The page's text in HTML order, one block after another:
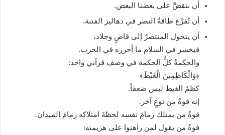
أن ننقضَّ على بعضنا البعض.
أن تُفرَّغ طاقةُ النصر في دهاليز الفتنة.
أن يتحول المنتصرُ إلى قاضٍ وجلاد،
فيخسر في السلام ما أحرزه في الحرب.
والحكمةُ كلُّ الحكمة في وصف قرآني واحد:
﴿وَالْكَاظِمِينَ الْغَيْظَ﴾
كظمُ الغيظ ليس ضعفاً.
إنه قوةٌ من نوعٍ آخر.
قوةُ من يمتلك زمامَ نفسه لحظةَ امتلاكه زمامَ الميدان.
قوةُ من يقول لمن راهنوا على هزيمته: